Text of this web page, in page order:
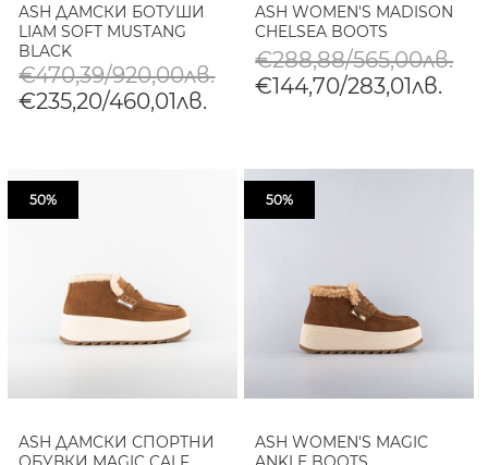
ASH ДАМСКИ БОТУШИ
LIAM SOFT MUSTANG
BLACK
€470,39/920,00лв.
€235,20/460,01лв.
ASH WOMEN'S MADISON
CHELSEA BOOTS
€288,88/565,00лв.
€144,70/283,01лв.
50%
ASH ДАМСКИ СПОРТНИ
50%
ASH WOMEN'S MAGIC